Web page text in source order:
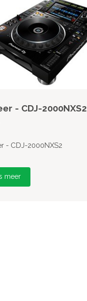
- CDJ-2000NXS2
- CDJ-2000NXS2
meer